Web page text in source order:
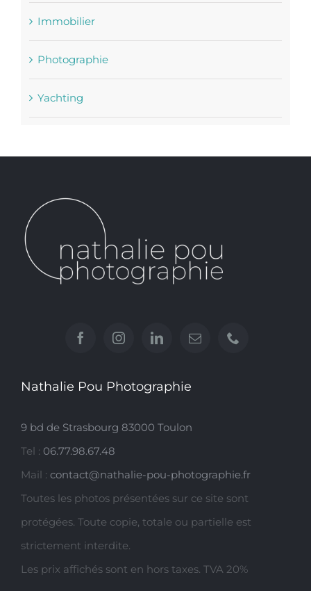
Immobilier
Photographie
Yachting
Nathalie Pou Photographie
9 bd de Strasbourg 83000 Toulon
Tel : 06.77.98.67.48
Mail : contact@nathalie-pou-photographie.fr
Toutes les photos présentées sur ce site sont
protégées. Toute copie, totale ou partielle est
strictement interdite.
Les prix affichés sont en hors taxes. TVA 20%